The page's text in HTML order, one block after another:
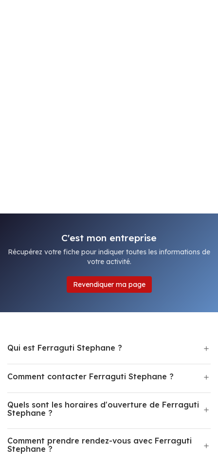
C'est mon entreprise
Récupérez votre fiche pour indiquer toutes les informations de
votre activité.
Revendiquer ma page
Qui est Ferraguti Stephane ?
Comment contacter Ferraguti Stephane ?
Quels sont les horaires d'ouverture de Ferraguti
Stephane ?
Comment prendre rendez-vous avec Ferraguti
Stephane ?